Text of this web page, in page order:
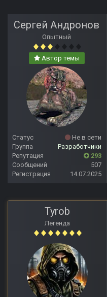
Сергей Андронов
Опытный
Автор темы
Статус
Не в сети
Группа
Разработчики
Репутация
293
Сообщений
507
Регистрация
14.07.2025
Tyrob
Легенда